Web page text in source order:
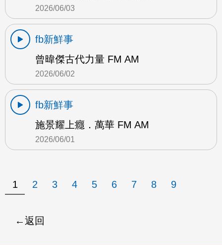
2026/06/03
fb新鮮事
曾暐傑古代力量 FM AM
2026/06/02
fb新鮮事
施景耀上癮．萬華 FM AM
2026/06/01
1 2 3 4 5 6 7 8 9
返回